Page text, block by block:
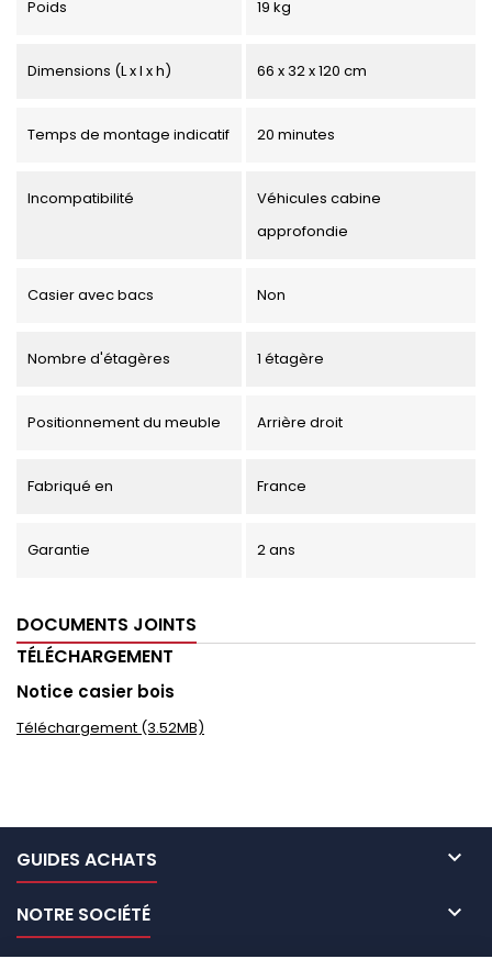
Poids 19 kg
Dimensions (L x l x h) 66 x 32 x 120 cm
Temps de montage indicatif 20 minutes
Incompatibilité
Véhicules cabine
approfondie
Casier avec bacs Non
Nombre d'étagères 1 étagère
Positionnement du meuble Arrière droit
Fabriqué en France
Garantie 2 ans
DOCUMENTS JOINTS
TÉLÉCHARGEMENT
Notice casier bois
Téléchargement (3.52MB)
GUIDES ACHATS 
NOTRE SOCIÉTÉ 